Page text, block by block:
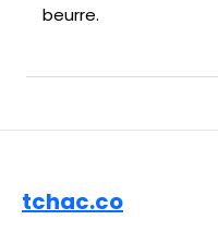
beurre.
tchac.co